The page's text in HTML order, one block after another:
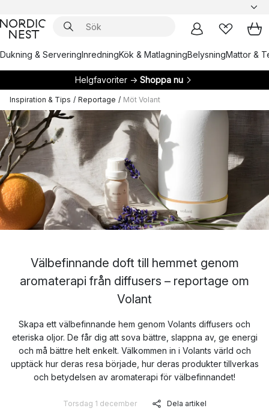
Dukning & ServeringInredningKök & MatlagningBelysningMattor &
Helgfavoriter → Shoppa nu
Inspiration & Tips / Reportage / Möt Volant
Välbefinnande doft till hemmet genom
aromaterapi från diffusers – reportage om
Volant
Skapa ett välbefinnande hem genom Volants diffusers och
eteriska oljor. De får dig att sova bättre, slappna av, ge energi
och må bättre helt enkelt. Välkommen in i Volants värld och
upptäck hur deras resa började, hur deras produkter tillverkas
och betydelsen av aromaterapi för välbefinnandet!
Torsdag 1 december Dela artikel